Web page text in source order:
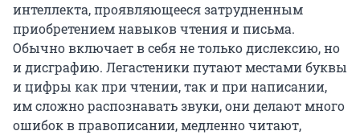
интеллекта, проявляющееся затрудненным
приобретением навыков чтения и письма.
Обычно включает в себя не только дислексию, но
и дисграфию. Легастеники путают местами буквы
и цифры как при чтении, так и при написании,
им сложно распознавать звуки, они делают много
ошибок в правописании, медленно читают,